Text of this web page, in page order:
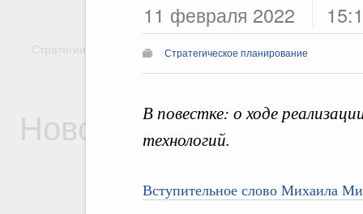
11 февраля 2022
Стратегическое планирование
В повестке: о ходе
технологий.
Вступительное слово Михаила
Стратегии Государственные программы
Новости